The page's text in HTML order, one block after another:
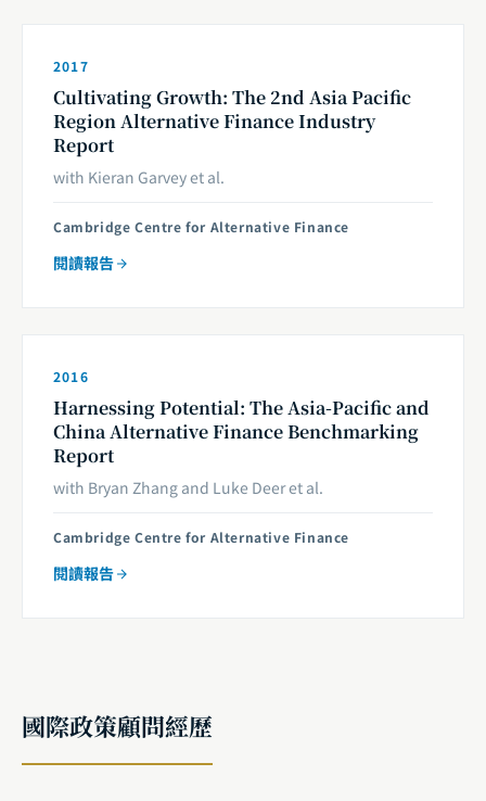
2017
Cultivating Growth: The 2nd Asia Pacific
Region Alternative Finance Industry
Report
with Kieran Garvey et al.
Cambridge Centre for Alternative Finance
閱讀報告
2016
Harnessing Potential: The Asia-Pacific and
China Alternative Finance Benchmarking
Report
with Bryan Zhang and Luke Deer et al.
Cambridge Centre for Alternative Finance
閱讀報告
國際政策顧問經歷